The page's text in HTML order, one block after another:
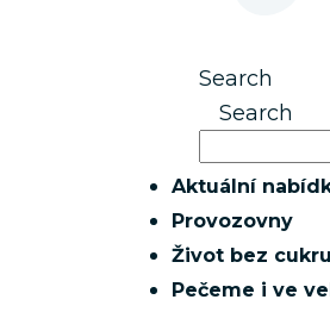
Search
Search
Aktuální
Provozovny
Život bez cukru
Pečeme i ve